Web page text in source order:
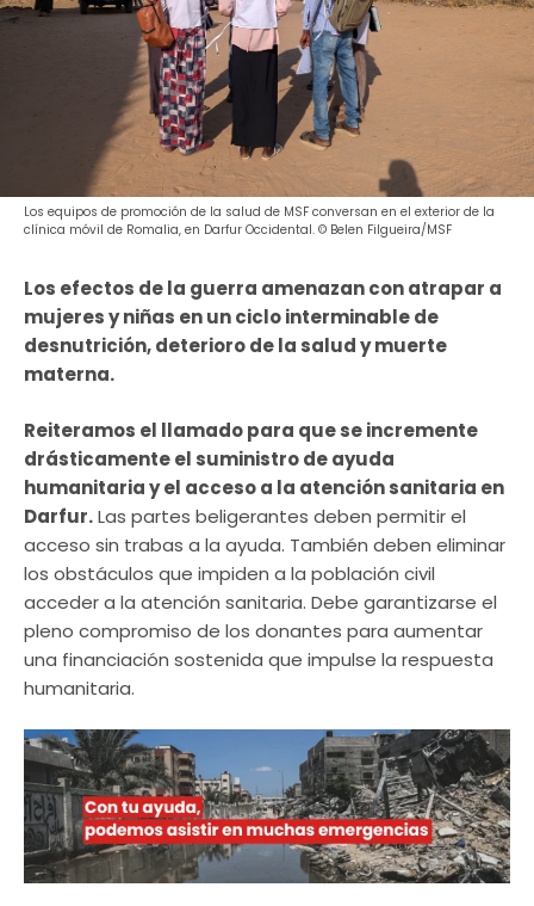
Los equipos de promoción de la salud de MSF conversan en el exterior de la
clínica móvil de Romalia, en Darfur Occidental. © Belen Filgueira/MSF
Los efectos de la guerra amenazan con atrapar a
mujeres y niñas en un ciclo interminable de
desnutrición, deterioro de la salud y muerte
materna.
Reiteramos el llamado para que se incremente
drásticamente el suministro de ayuda
humanitaria y el acceso a la atención sanitaria en
Darfur.Las partes beligerantes deben permitir el
acceso sin trabas a la ayuda. También deben eliminar
los obstáculos que impiden a la población civil
acceder a la atención sanitaria. Debe garantizarse el
pleno compromiso de los donantes para aumentar
una financiación sostenida que impulse la respuesta
humanitaria.